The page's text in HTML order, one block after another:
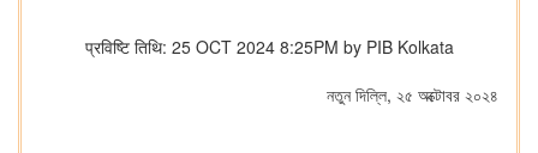
प्रविष्टि तिथि: 25 OCT 2024 8:25PM by PIB Kolkata
নতুন দিল্লি, ২৫ অক্টোবর ২০২৪